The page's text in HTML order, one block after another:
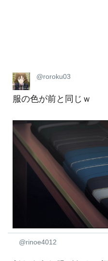
@roroku03
服の色が前と同じｗ
@rinoe4012